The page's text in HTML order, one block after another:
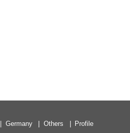
Germany Others Profile